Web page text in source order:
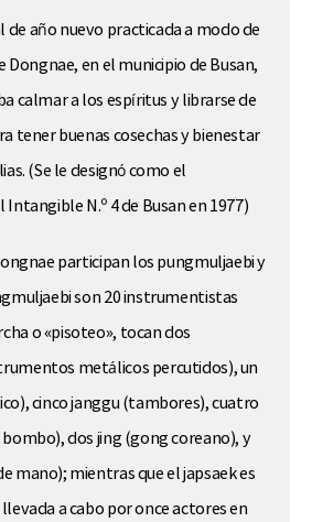
de año nuevo practicada a modo de
Dongnae, en el municipio de Busan,
calmar a los espíritus y librarse de
tener buenas cosechas y bienestar
(Se le designó como el
N.º 4 de Busan en 1977)
participan los pungmuljaebi y
son 20 instrumentistas
o «pisoteo», tocan dos
metálicos percutidos), un
cinco janggu (tambores), cuatro
bombo), dos jing (gong coreano), y
mano); mientras que el japsaek es
a cabo por once actores en